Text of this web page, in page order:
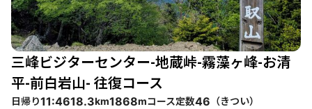
は、特に冬季は凍結した道や滑りやすい場所が多いため、十分な
準備が必要です。登山者の中には、転倒してしまった経験を持つ
方もおり、慎重な行動が求められます。全体的に、雲取山は自然
の美しさと登山の楽しさを兼ね備えた魅力的なコースであり、仲
間と共に訪れることで、より一層の思い出が作れることでしょ
う。
三峰ビジターセンター-地蔵峠-霧藻ヶ峰-お清
平-前白岩山- 往復コース
日帰り11:4618.3km1868mコース定数46 （きつい）